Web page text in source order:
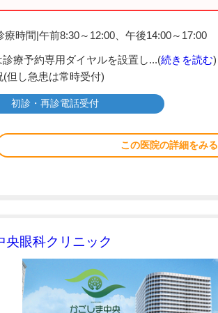
療時間|午前8:30～12:00、午後14:00～17:00
診療予約専用ダイヤルを設置し...(続きを読む)
(但し急患は常時受付)
初診・再診電話受付
この医院の詳細をみる
央眼科クリニック